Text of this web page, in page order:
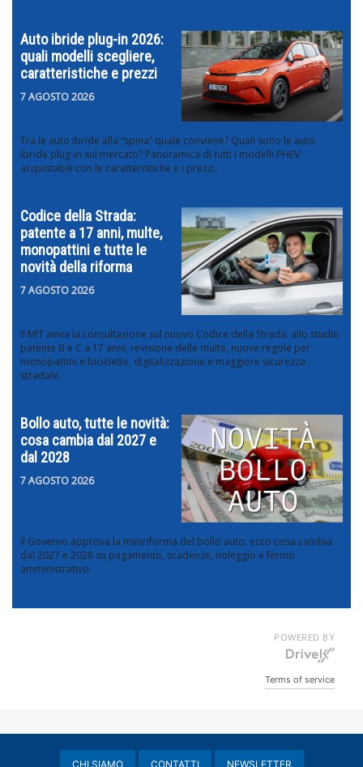
Auto ibride plug-in 2026:
quali modelli scegliere,
caratteristiche e prezzi
7 AGOSTO 2026
Tra le auto ibride alla “spina” quale conviene? Quali sono le auto
ibride plug-in sul mercato? Panoramica di tutti i modelli PHEV
acquistabili con le caratteristiche e i prezzi.
Codice della Strada:
patente a 17 anni, multe,
monopattini e tutte le
novità della riforma
7 AGOSTO 2026
Il MIT avvia la consultazione sul nuovo Codice della Strada: allo studio
patente B e C a 17 anni, revisione delle multe, nuove regole per
monopattini e biciclette, digitalizzazione e maggiore sicurezza
stradale.
Bollo auto, tutte le novità:
cosa cambia dal 2027 e
dal 2028
7 AGOSTO 2026
Il Governo approva la miniriforma del bollo auto: ecco cosa cambia
dal 2027 e 2028 su pagamento, scadenze, noleggio e fermo
amministrativo.
POWERED BY
Terms of service
CHI SIAMO CONTATTI NEWSLETTER